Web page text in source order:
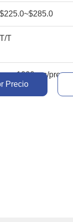
$225.0~$285.0
T/T
mes 1000pcs/pre
Precio